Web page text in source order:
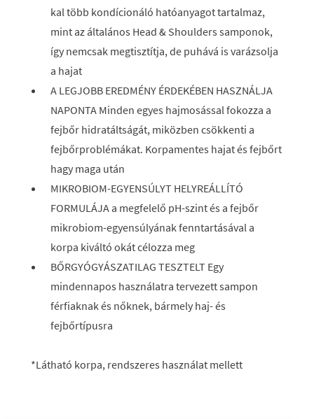
kal több kondícionáló hatóanyagot tartalmaz,
mint az általános Head & Shoulders samponok,
így nemcsak megtisztítja, de puhává is varázsolja
a hajat
A LEGJOBB EREDMÉNY ÉRDEKÉBEN HASZNÁLJA
NAPONTA Minden egyes hajmosással fokozza a
fejbőr hidratáltságát, miközben csökkenti a
fejbőrproblémákat. Korpamentes hajat és fejbőrt
hagy maga után
MIKROBIOM-EGYENSÚLYT HELYREÁLLÍTÓ
FORMULÁJA a megfelelő pH-szint és a fejbőr
mikrobiom-egyensúlyának fenntartásával a
korpa kiváltó okát célozza meg
BŐRGYÓGYÁSZATILAG TESZTELT Egy
mindennapos használatra tervezett sampon
férfiaknak és nőknek, bármely haj- és
fejbőrtípusra
*Látható korpa, rendszeres használat mellett